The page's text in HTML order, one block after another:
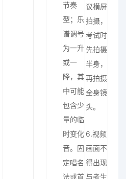
节奏
型；乐
谱调号
为一升
或一
降，其
中可能
包含少
量的临
时变化
音。固
定唱名
法或首
议横屏
拍摄，
考试时
先拍摄
半身，
再拍摄
全身镜
头。
6.视频
画面不
得出现
与考生